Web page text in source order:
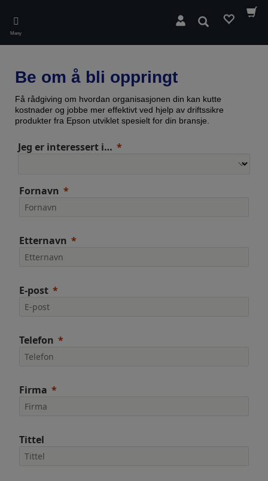
main
content
Meny
Søk
Be om å bli oppringt
Få rådgiving om hvordan organisasjonen din kan kutte
kostnader og jobbe mer effektivt ved hjelp av driftssikre
produkter fra Epson utviklet spesielt for din bransje.
Jeg er interessert i…
Fornavn
Etternavn
E-post
Telefon
Firma
Tittel